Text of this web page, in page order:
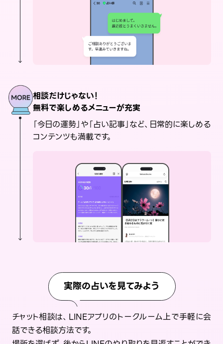
相談だけじゃない！
無料で楽しめるメニューが充実
「今日の運勢」や「占い記事」など、日常的に楽しめる
コンテンツも満載です。
実際の占いを見てみよう
チャット相談は、LINEアプリのトークルーム上で手軽に会
話できる相談方法です。